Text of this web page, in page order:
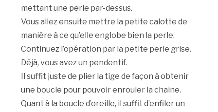
mettant une perle par-dessus.
Vous allez ensuite mettre la petite calotte de
manière à ce qu’elle englobe bien la perle.
Continuez l’opération par la petite perle grise.
Déjà, vous avez un pendentif.
Il suffit juste de plier la tige de façon à obtenir
une boucle pour pouvoir enrouler la chaine.
Quant à la boucle d’oreille, il suffit d’enfiler un